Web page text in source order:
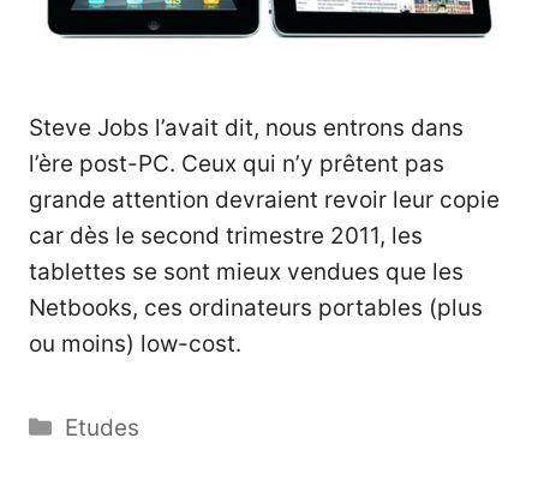
Steve Jobs l’avait dit, nous entrons dans
l’ère post-PC. Ceux qui n’y prêtent pas
grande attention devraient revoir leur copie
car dès le second trimestre 2011, les
tablettes se sont mieux vendues que les
Netbooks, ces ordinateurs portables (plus
ou moins) low-cost.
Catégories
Etudes